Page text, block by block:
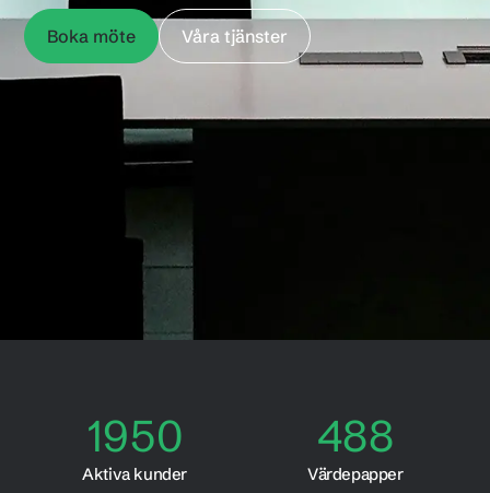
Boka möte Våra tjänster
1950
Aktiva kunder
488
Värdepapper